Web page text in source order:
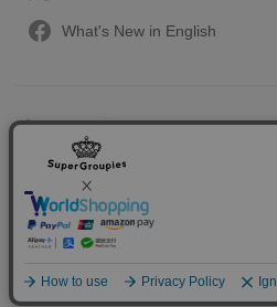
What's New in English
プライバシーポリシー
特定取引に関する法律
会社情報/採用情報